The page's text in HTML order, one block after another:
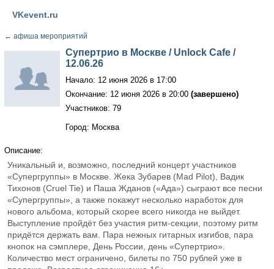
VKevent.ru
← афиша мероприятий
Супертрио в Москве / Unlock Cafe /
12.06.26
Начало: 12 июня 2026 в 17:00
Окончание: 12 июня 2026 в 20:00 (завершено)
Участников: 79
Город: Москва
Описание:
Уникальный и, возможно, последний концерт участников
«Супергруппы» в Москве. Жека Зубарев (Mad Pilot), Вадик
Тихонов (Cruel Tie) и Паша Жданов («Ада») сыграют все песни
«Супергруппы», а также покажут несколько наработок для
нового альбома, который скорее всего никогда не выйдет.
Выступление пройдёт без участия ритм-секции, поэтому ритм
придётся держать вам. Пара нежных гитарных изгибов, пара
кнопок на сэмплере, День России, день «Супертрио».
Количество мест ограничено, билеты по 750 рублей уже в